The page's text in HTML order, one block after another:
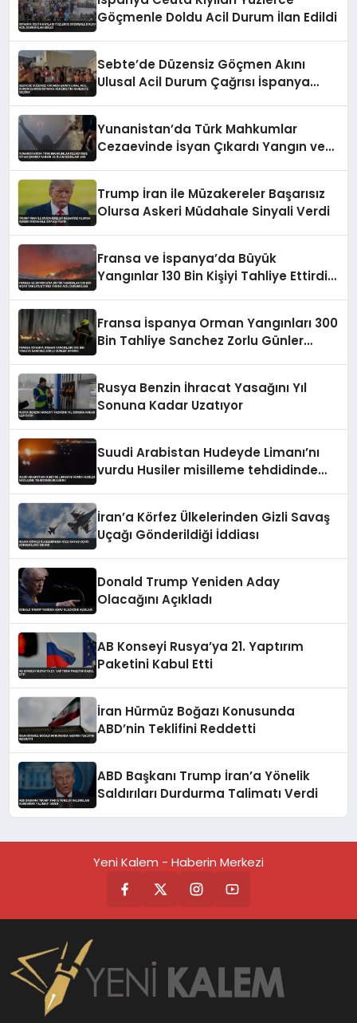
Göçmenle Doldu Acil Durum İlan Edildi
Sebte’de Düzensiz Göçmen Akını
Ulusal Acil Durum Çağrısı İspanya
Yunanistan’da Türk Mahkumlar
Cezaevinde İsyan Çıkardı Yangın ve
Trump İran ile Müzakereler Başarısız
Olursa Askeri Müdahale Sinyali Verdi
Fransa ve İspanya’da Büyük
Yangınlar 130 Bin Kişiyi Tahliye Ettirdi
Fransa İspanya Orman Yangınları 300
Bin Tahliye Sanchez Zorlu Günler
Rusya Benzin İhracat Yasağını Yıl
Sonuna Kadar Uzatıyor
Suudi Arabistan Hudeyde Limanı’nı
vurdu Husiler misilleme tehdidinde
İran’a Körfez Ülkelerinden Gizli Savaş
Uçağı Gönderildiği İddiası
Donald Trump Yeniden Aday
Olacağını Açıkladı
AB Konseyi Rusya’ya 21. Yaptırım
Paketini Kabul Etti
İran Hürmüz Boğazı Konusunda
ABD’nin Teklifini Reddetti
ABD Başkanı Trump İran’a Yönelik
Saldırıları Durdurma Talimatı Verdi
Yeni Kalem - Haberin Merkezi